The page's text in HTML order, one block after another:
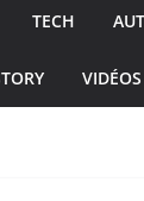
TECH
VIDÉOS